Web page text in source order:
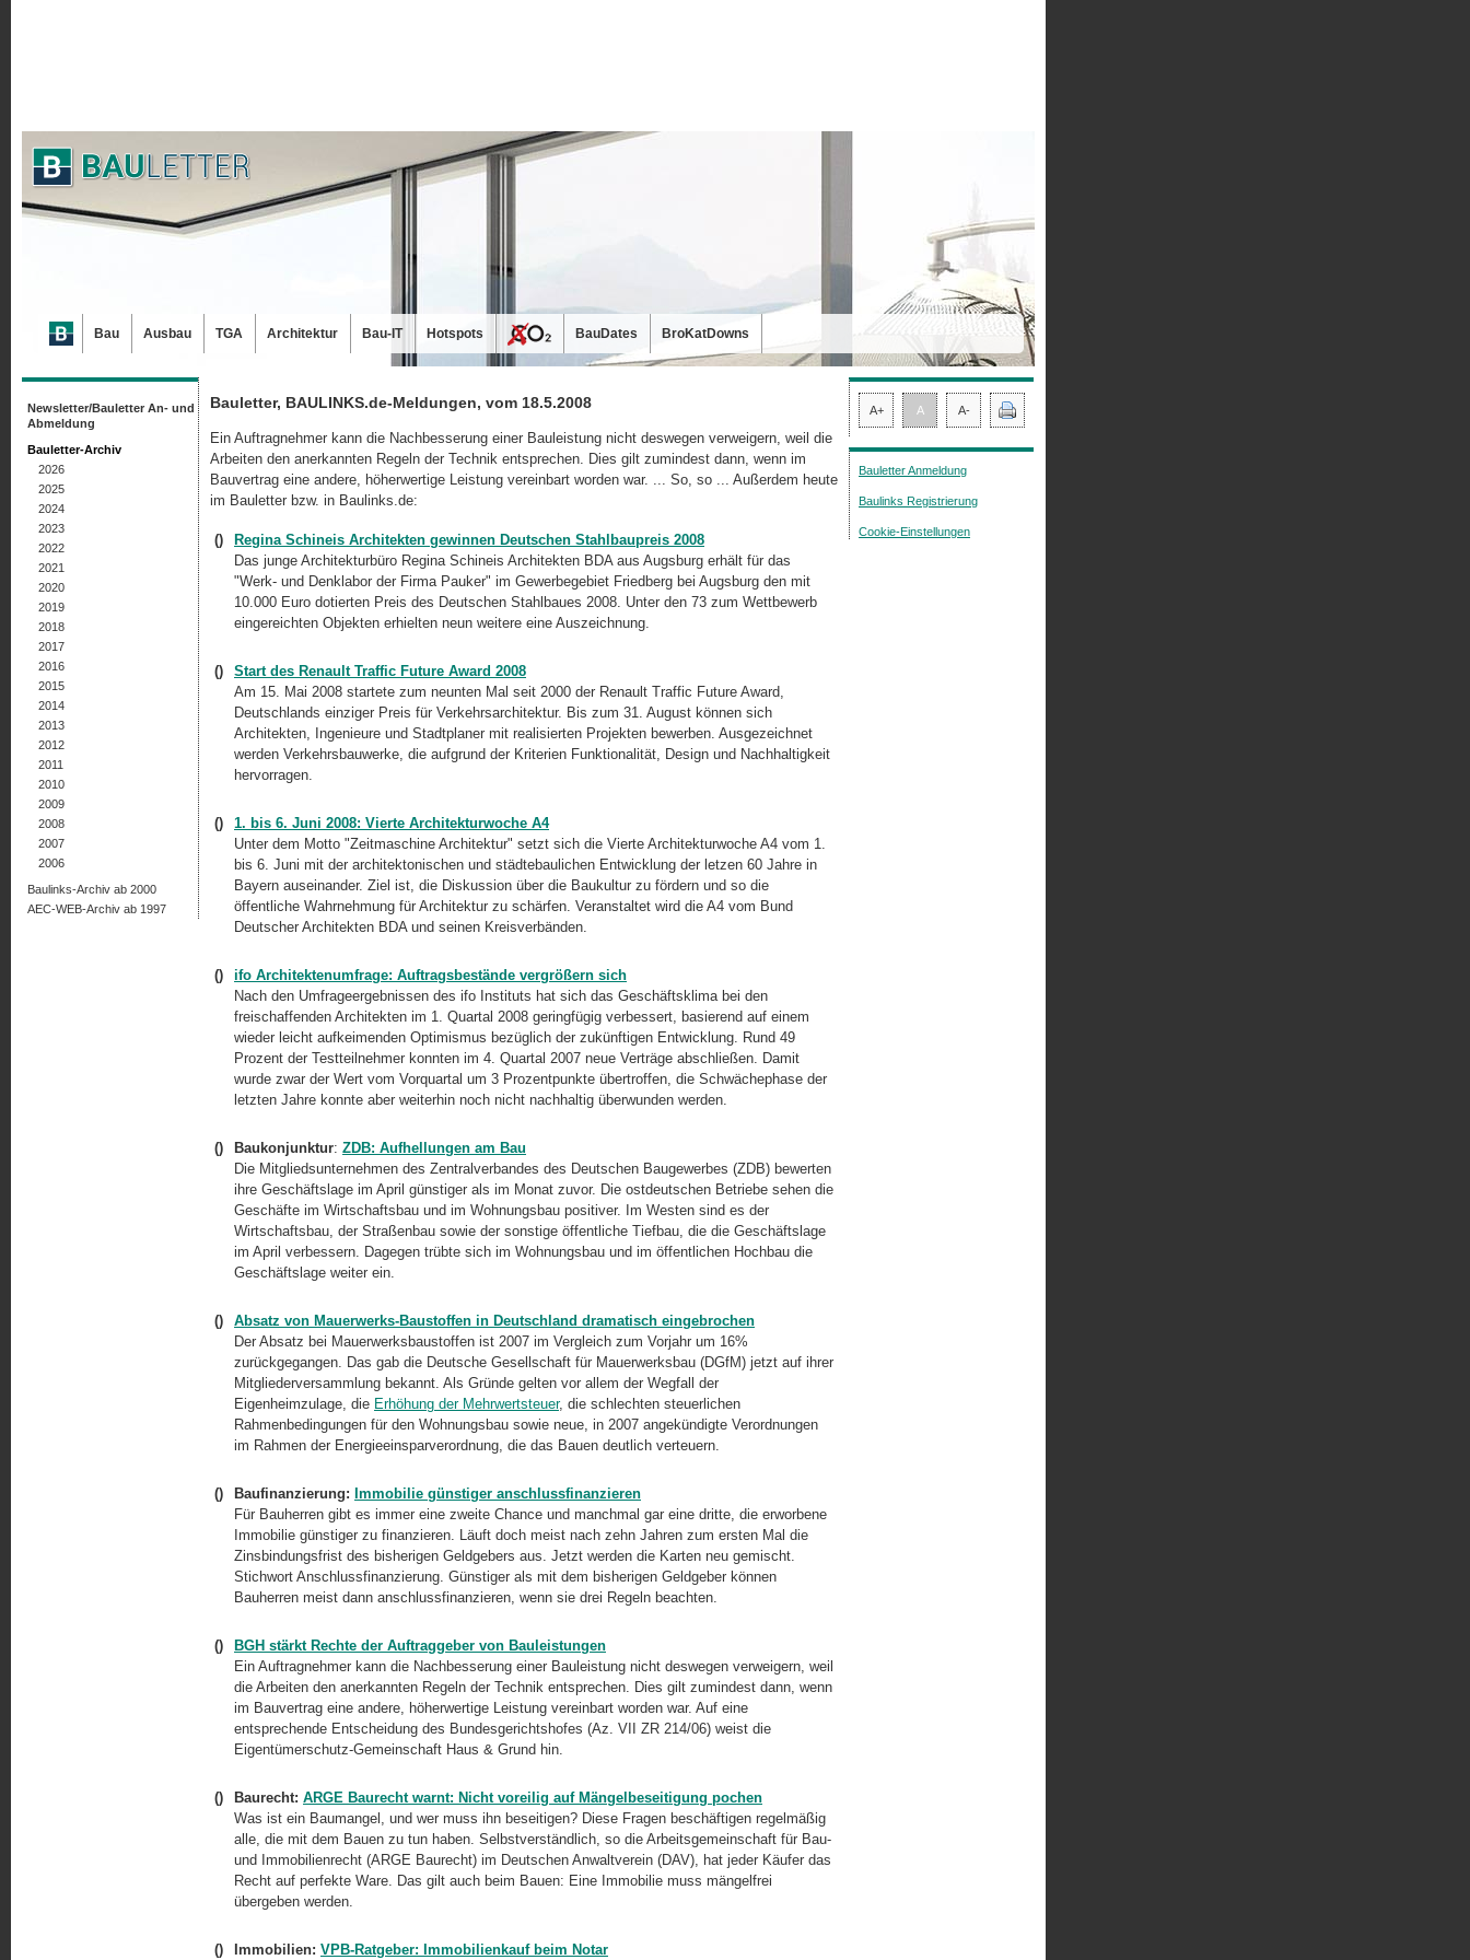
Bauletter, BAULINKS.de-Meldungen, vom 18.5.2008
Ein Auftragnehmer kann die Nachbesserung einer Bauleistung nicht deswegen verweigern, weil die
Arbeiten den anerkannten Regeln der Technik entsprechen. Dies gilt zumindest dann, wenn im
Bauvertrag eine andere, höherwertige Leistung vereinbart worden war. ... So, so ... Außerdem heute
im Bauletter bzw. in Baulinks.de:
()
Regina Schineis Architekten gewinnen Deutschen Stahlbaupreis 2008
Das junge Architekturbüro Regina Schineis Architekten BDA aus Augsburg erhält für das
"Werk- und Denklabor der Firma Pauker" im Gewerbegebiet Friedberg bei Augsburg den mit
10.000 Euro dotierten Preis des Deutschen Stahlbaues 2008. Unter den 73 zum Wettbewerb
eingereichten Objekten erhielten neun weitere eine Auszeichnung.
()
Start des Renault Traffic Future Award 2008
Am 15. Mai 2008 startete zum neunten Mal seit 2000 der Renault Traffic Future Award,
Deutschlands einziger Preis für Verkehrsarchitektur. Bis zum 31. August können sich
Architekten, Ingenieure und Stadtplaner mit realisierten Projekten bewerben. Ausgezeichnet
werden Verkehrsbauwerke, die aufgrund der Kriterien Funktionalität, Design und Nachhaltigkeit
hervorragen.
()
1. bis 6. Juni 2008: Vierte Architekturwoche A4
Unter dem Motto "Zeitmaschine Architektur" setzt sich die Vierte Architekturwoche A4 vom 1.
bis 6. Juni mit der architektonischen und städtebaulichen Entwicklung der letzen 60 Jahre in
Bayern auseinander. Ziel ist, die Diskussion über die Baukultur zu fördern und so die
öffentliche Wahrnehmung für Architektur zu schärfen. Veranstaltet wird die A4 vom Bund
Deutscher Architekten BDA und seinen Kreisverbänden.
()
ifo Architektenumfrage: Auftragsbestände vergrößern sich
Nach den Umfrageergebnissen des ifo Instituts hat sich das Geschäftsklima bei den
freischaffenden Architekten im 1. Quartal 2008 geringfügig verbessert, basierend auf einem
wieder leicht aufkeimenden Optimismus bezüglich der zukünftigen Entwicklung. Rund 49
Prozent der Testteilnehmer konnten im 4. Quartal 2007 neue Verträge abschließen. Damit
wurde zwar der Wert vom Vorquartal um 3 Prozentpunkte übertroffen, die Schwächephase der
letzten Jahre konnte aber weiterhin noch nicht nachhaltig überwunden werden.
() Baukonjunktur: ZDB: Aufhellungen am Bau
Die Mitgliedsunternehmen des Zentralverbandes des Deutschen Baugewerbes (ZDB) bewerten
ihre Geschäftslage im April günstiger als im Monat zuvor. Die ostdeutschen Betriebe sehen die
Geschäfte im Wirtschaftsbau und im Wohnungsbau positiver. Im Westen sind es der
Wirtschaftsbau, der Straßenbau sowie der sonstige öffentliche Tiefbau, die die Geschäftslage
im April verbessern. Dagegen trübte sich im Wohnungsbau und im öffentlichen Hochbau die
Geschäftslage weiter ein.
()
Absatz von Mauerwerks-Baustoffen in Deutschland dramatisch eingebrochen
Der Absatz bei Mauerwerksbaustoffen ist 2007 im Vergleich zum Vorjahr um 16%
zurückgegangen. Das gab die Deutsche Gesellschaft für Mauerwerksbau (DGfM) jetzt auf ihrer
Mitgliederversammlung bekannt. Als Gründe gelten vor allem der Wegfall der
Eigenheimzulage, die Erhöhung der Mehrwertsteuer, die schlechten steuerlichen
Rahmenbedingungen für den Wohnungsbau sowie neue, in 2007 angekündigte Verordnungen
im Rahmen der Energieeinsparverordnung, die das Bauen deutlich verteuern.
() Baufinanzierung: Immobilie günstiger anschlussfinanzieren
Für Bauherren gibt es immer eine zweite Chance und manchmal gar eine dritte, die erworbene
Immobilie günstiger zu finanzieren. Läuft doch meist nach zehn Jahren zum ersten Mal die
Zinsbindungsfrist des bisherigen Geldgebers aus. Jetzt werden die Karten neu gemischt.
Stichwort Anschlussfinanzierung. Günstiger als mit dem bisherigen Geldgeber können
Bauherren meist dann anschlussfinanzieren, wenn sie drei Regeln beachten.
()
BGH stärkt Rechte der Auftraggeber von Bauleistungen
Ein Auftragnehmer kann die Nachbesserung einer Bauleistung nicht deswegen verweigern, weil
die Arbeiten den anerkannten Regeln der Technik entsprechen. Dies gilt zumindest dann, wenn
im Bauvertrag eine andere, höherwertige Leistung vereinbart worden war. Auf eine
entsprechende Entscheidung des Bundesgerichtshofes (Az. VII ZR 214/06) weist die
Eigentümerschutz-Gemeinschaft Haus & Grund hin.
() Baurecht: ARGE Baurecht warnt: Nicht voreilig auf Mängelbeseitigung pochen
Was ist ein Baumangel, und wer muss ihn beseitigen? Diese Fragen beschäftigen regelmäßig
alle, die mit dem Bauen zu tun haben. Selbstverständlich, so die Arbeitsgemeinschaft für Bau-
und Immobilienrecht (ARGE Baurecht) im Deutschen Anwaltverein (DAV), hat jeder Käufer das
Recht auf perfekte Ware. Das gilt auch beim Bauen: Eine Immobilie muss mängelfrei
übergeben werden.
() Immobilien: VPB-Ratgeber: Immobilienkauf beim Notar
Newsletter/Bauletter An- und
Abmeldung
Bauletter-Archiv
2026
2025
2024
2023
2022
2021
2020
2019
2018
2017
2016
2015
2014
2013
2012
2011
2010
2009
2008
2007
2006
Baulinks-Archiv ab 2000
AEC-WEB-Archiv ab 1997
A+ A A-
Bauletter Anmeldung
Baulinks Registrierung
Cookie-Einstellungen
Bau Ausbau TGA Architektur Bau-IT Hotspots BauDates BroKatDowns